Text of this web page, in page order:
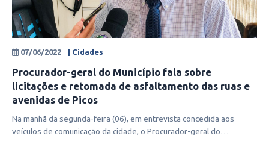
07/06/2022 | Cidades
Procurador-geral do Município fala sobre
licitações e retomada de asfaltamento das ruas e
avenidas de Picos
Na manhã da segunda-feira (06), em entrevista concedida aos
veículos de comunicação da cidade, o Procurador-geral do